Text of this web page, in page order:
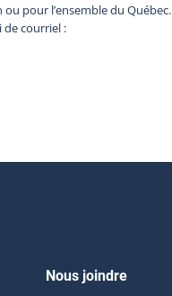
pour l’ensemble du Québec.
de courriel :
Nous joindre